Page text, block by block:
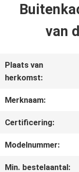
VIDEO'S
ONS
van
Plaats van
herkomst:
Merknaam:
Certificering:
Modelnummer:
Min. bestelaantal: